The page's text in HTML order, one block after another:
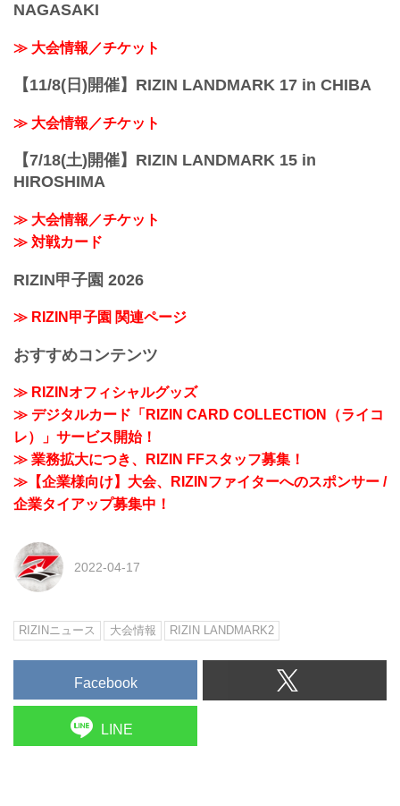
NAGASAKI
≫ 大会情報／チケット
【11/8(日)開催】RIZIN LANDMARK 17 in CHIBA
≫ 大会情報／チケット
【7/18(土)開催】RIZIN LANDMARK 15 in
HIROSHIMA
≫ 大会情報／チケット
≫ 対戦カード
RIZIN甲子園 2026
≫ RIZIN甲子園 関連ページ
おすすめコンテンツ
≫ RIZINオフィシャルグッズ
≫ デジタルカード「RIZIN CARD COLLECTION（ライコ
レ）」サービス開始！
≫ 業務拡大につき、RIZIN FFスタッフ募集！
≫【企業様向け】大会、RIZINファイターへのスポンサー /
企業タイアップ募集中！
2022-04-17
RIZINニュース 大会情報 RIZIN LANDMARK2
Facebook
LINE